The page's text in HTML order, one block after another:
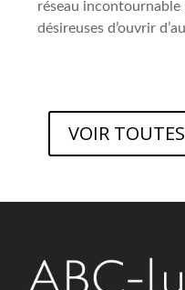
réseau
désireuses d’ouvrir
VOIR